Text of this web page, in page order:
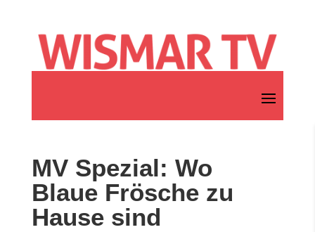
MV Spezial: Wo
Blaue Frösche zu
Hause sind